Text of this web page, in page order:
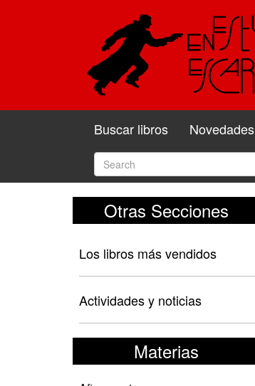
Buscar libros Novedades
Otras Secciones
Los libros más vendidos
Actividades y noticias
Materias